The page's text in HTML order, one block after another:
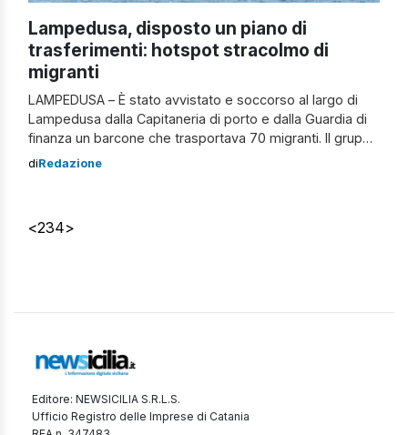
Lampedusa, disposto un piano di
trasferimenti: hotspot stracolmo di
migranti
LAMPEDUSA – È stato avvistato e soccorso al largo di
Lampedusa dalla Capitaneria di porto e dalla Guardia di
finanza un barcone che trasportava 70 migranti. Il gruppo
di profughi è sbarcato a molo Favarolo e a breve verrà
diRedazione
<234>
Editore: NEWSICILIA S.R.L.S.
Ufficio Registro delle Imprese di Catania